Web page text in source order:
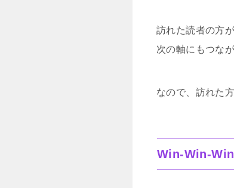
訪れた読者の方
次の軸にもつな
なので、訪れた
Win-Win-Win